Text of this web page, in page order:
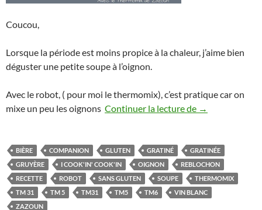
Coucou,
Lorsque la période est moins propice à la chaleur, j’aime bien
déguster une petite soupe à l’oignon.
Avec le robot, ( pour moi le thermomix), c’est pratique car on
mixe un peu les oignons Continuer la lecture de Soupe à
→
BIÈRE COMPANION GLUTEN GRATINÉ
GRATINÉE
GRUYÈRE
I COOK'IN' COOK'IN OIGNON
REBLOCHON
RECETTE
ROBOT SANS GLUTEN SOUPE
THERMOMIX
TM 31
TM 5 TM31 TM5 TM6
VIN BLANC
ZAZOUN